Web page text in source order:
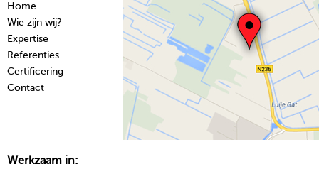
Home
Wie zijn wij?
Expertise
Referenties
Certificering
Contact
Werkzaam in: